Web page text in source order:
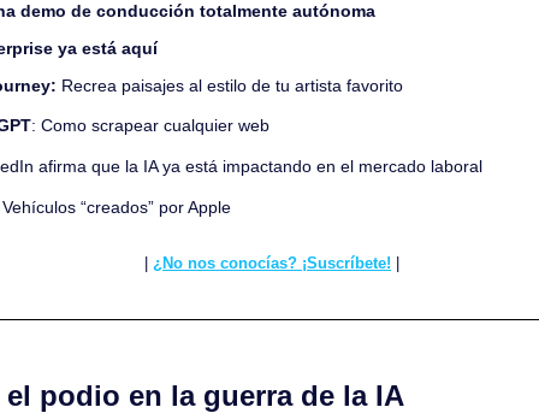
demo de conducción totalmente autónoma
ya está aquí
Recrea paisajes al estilo de tu artista favorito
: Como scrapear cualquier web
afirma que la IA ya está impactando en el mercado laboral
“creados” por Apple
¿No nos conocías? ¡Suscríbete!
podio en la guerra de la IA